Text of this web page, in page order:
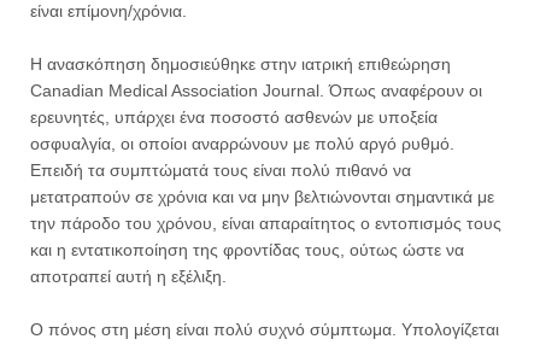
είναι επίμονη/χρόνια.
Η ανασκόπηση δημοσιεύθηκε στην ιατρική επιθεώρηση
Canadian Medical Association Journal. Όπως αναφέρουν οι
ερευνητές, υπάρχει ένα ποσοστό ασθενών με υποξεία
οσφυαλγία, οι οποίοι αναρρώνουν με πολύ αργό ρυθμό.
Επειδή τα συμπτώματά τους είναι πολύ πιθανό να
μετατραπούν σε χρόνια και να μην βελτιώνονται σημαντικά με
την πάροδο του χρόνου, είναι απαραίτητος ο εντοπισμός τους
και η εντατικοποίηση της φροντίδας τους, ούτως ώστε να
αποτραπεί αυτή η εξέλιξη.
Ο πόνος στη μέση είναι πολύ συχνό σύμπτωμα. Υπολογίζεται